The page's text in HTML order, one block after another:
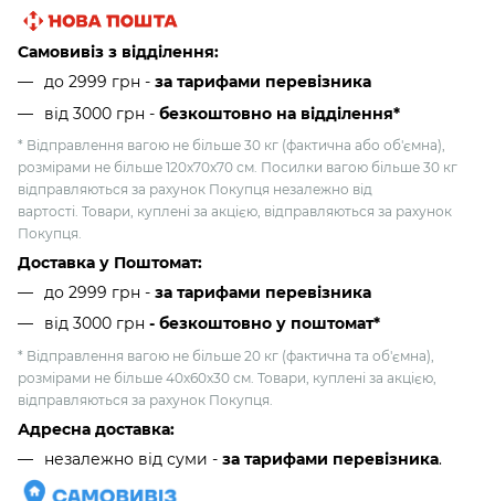
Самовивіз з відділення:
до 2999 грн - за тарифами перевізника
від 3000 грн - безкоштовно на відділення*
* Відправлення вагою не більше 30 кг (фактична або об'ємна),
розмірами не більше 120х70х70 см. Посилки вагою більше 30 кг
відправляються за рахунок Покупця незалежно від
вартості. Товари, куплені за акцією, відправляються за рахунок
Покупця.
Доставка у Поштомат:
до 2999 грн - за тарифами перевізника
від 3000 грн - безкоштовно у поштомат*
* Відправлення вагою не більше 20 кг (фактична та об'ємна),
розмірами не більше 40х60х30 см. Товари, куплені за акцією,
відправляються за рахунок Покупця.
Адресна доставка:
незалежно від суми - за тарифами перевізника.